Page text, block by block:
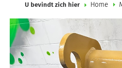
U bevindt zich hier Home